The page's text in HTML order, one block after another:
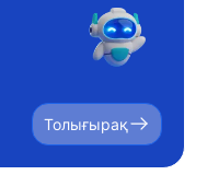
Толығырақ